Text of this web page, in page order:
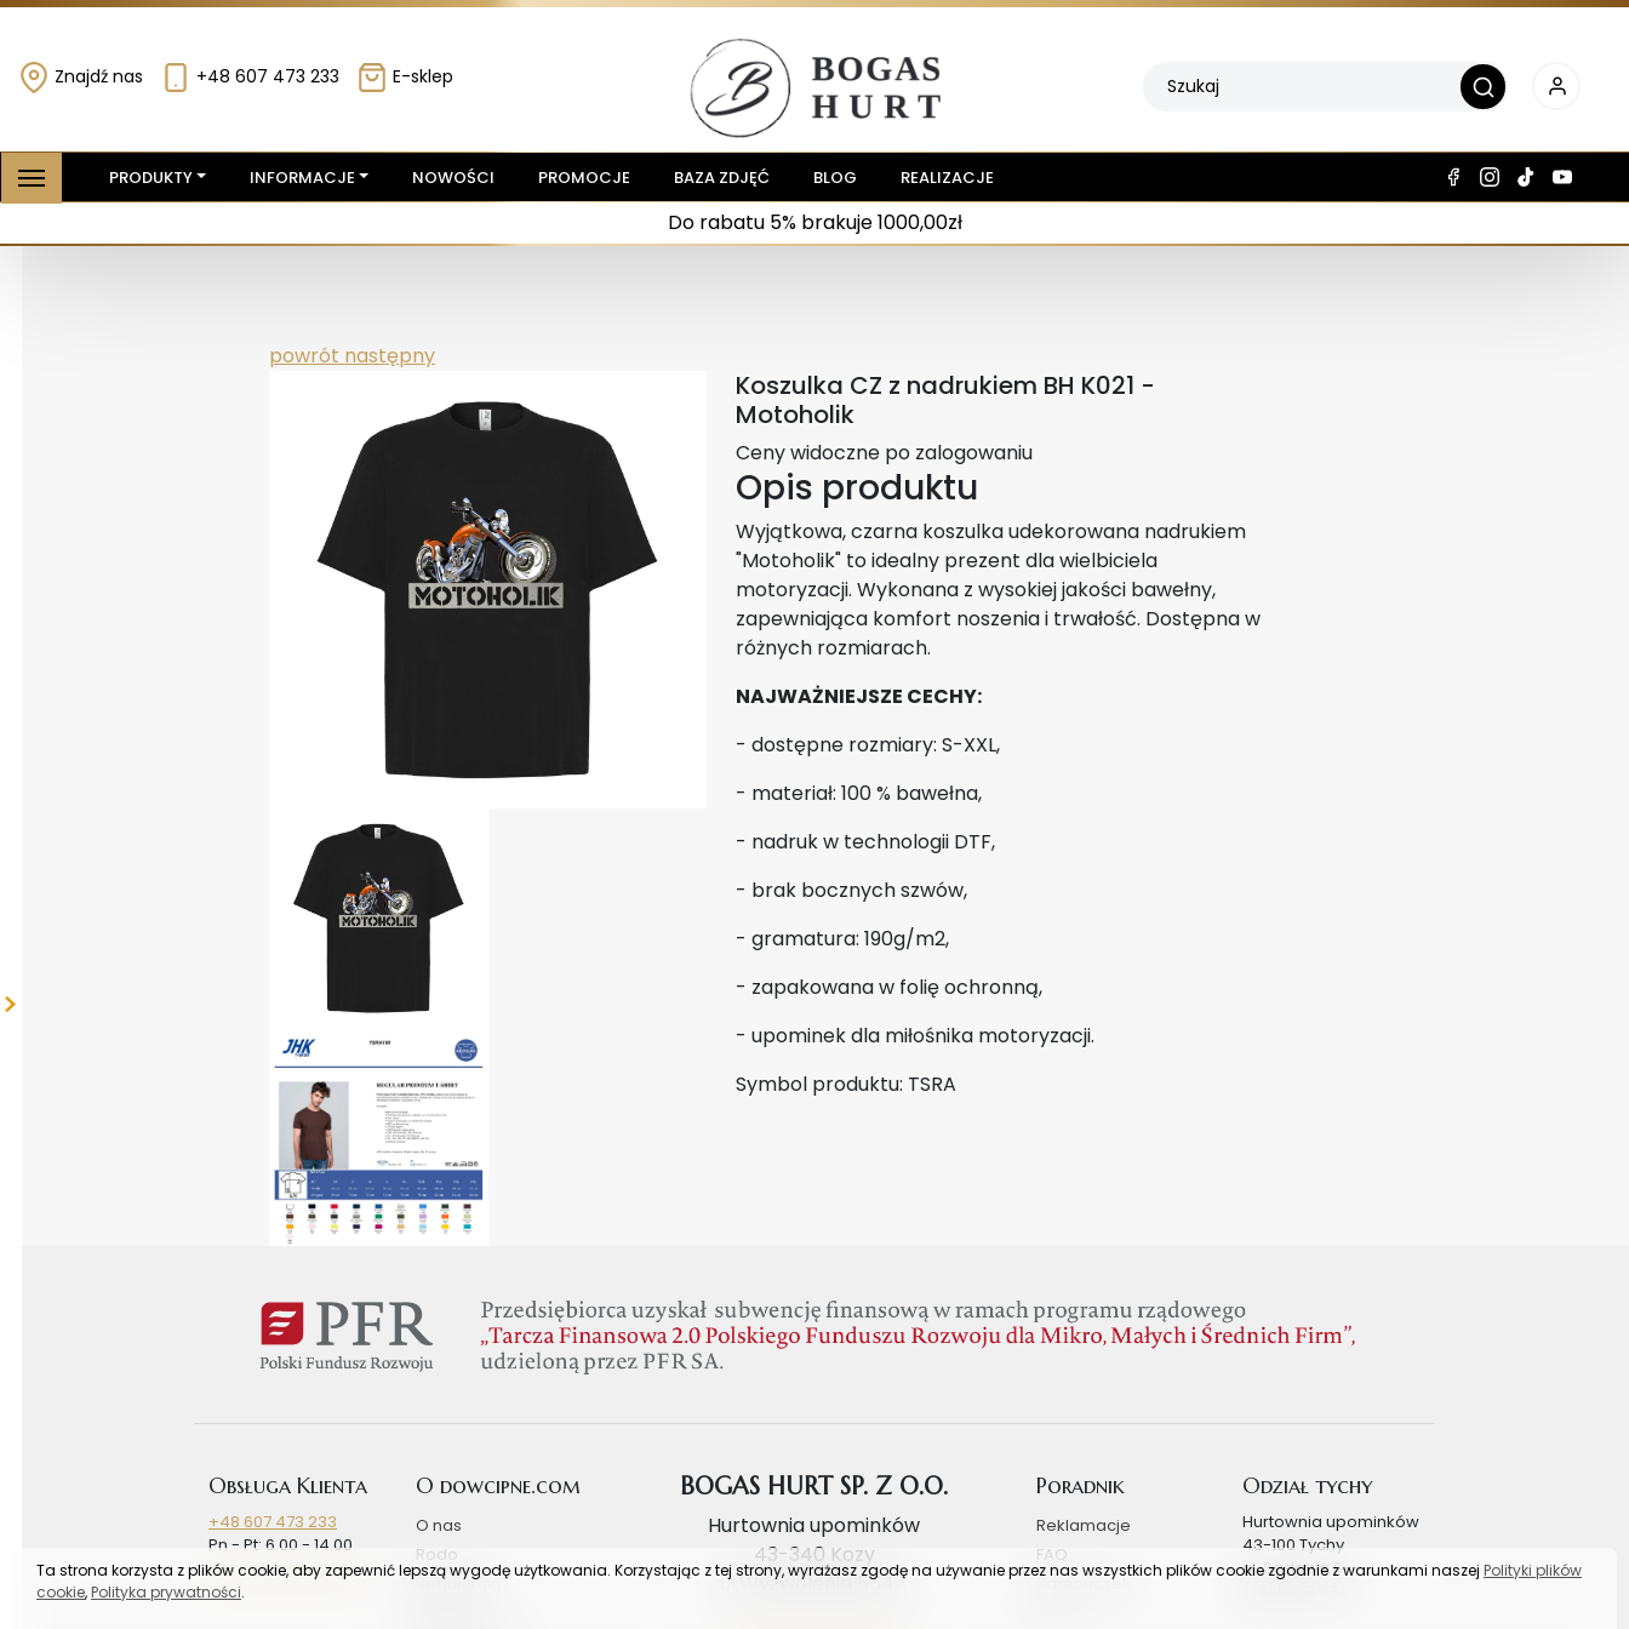
Znajdź nas +48 607 473 233 E-sklep
PRODUKTY INFORMACJE NOWOŚCI PROMOCJE BAZA ZDJĘĆ BLOG REALIZACJE
Do rabatu 5% brakuje 1000,00zł
powrót następny
Koszulka CZ z nadrukiem BH K021 -
Motoholik
Ceny widoczne po zalogowaniu
Opis produktu
Wyjątkowa, czarna koszulka udekorowana nadrukiem
"Motoholik" to idealny prezent dla wielbiciela
motoryzacji. Wykonana z wysokiej jakości bawełny,
zapewniająca komfort noszenia i trwałość. Dostępna w
różnych rozmiarach.
NAJWAŻNIEJSZE CECHY:
- dostępne rozmiary: S-XXL,
- materiał: 100 % bawełna,
- nadruk w technologii DTF,
- brak bocznych szwów,
- gramatura: 190g/m2,
- zapakowana w folię ochronną,
- upominek dla miłośnika motoryzacji.
Symbol produktu: TSRA
Obsługa Klienta
+48 607 473 233
Pn - Pt: 6.00 - 14.00
biuro@bogashurt.pl
O dowcipne.com
O nas
Rodo
Regulamin
BOGAS HURT SP. Z O.O.
Hurtownia upominków
43-340 Kozy
ul.Wyzwolenia 554A
Poradnik
Reklamacje
FAQ
Samouczek
Odział tychy
Hurtownia upominków
43-100 Tychy
ul. Sadowa 6
Ta strona korzysta z plików cookie, aby zapewnić lepszą wygodę użytkowania. Korzystając z tej strony, wyrażasz zgodę na używanie przez nas wszystkich plików cookie zgodnie z warunkami naszej Polityki plików
cookie, Polityka prywatności.